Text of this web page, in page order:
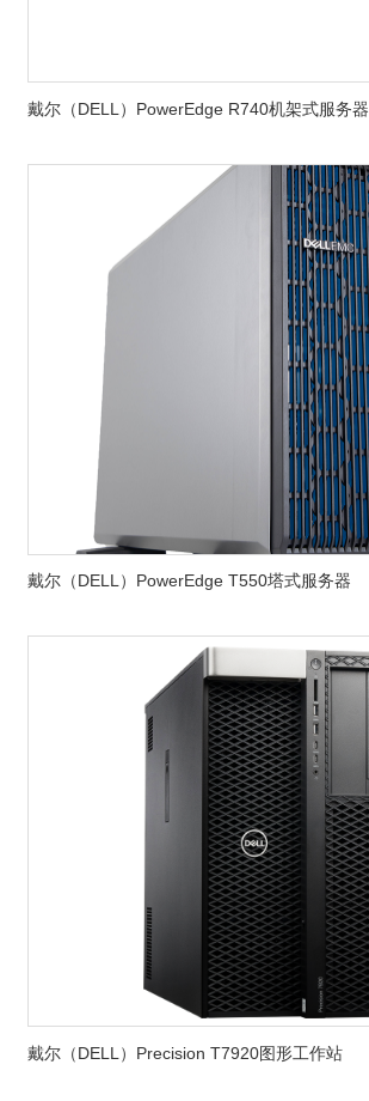
戴尔（DELL）PowerEdge R740机架式服务器
戴尔（DELL）PowerEdge T550塔式服务器
戴尔（DELL）Precision T7920图形工作站